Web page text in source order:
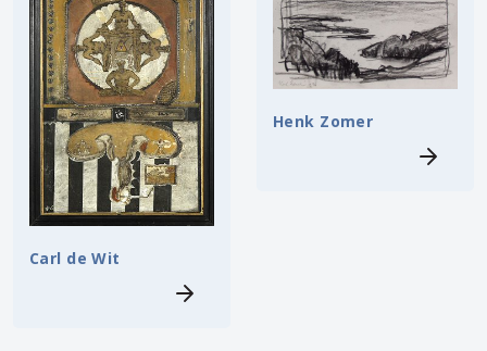
Carl de Wit
Henk Zomer